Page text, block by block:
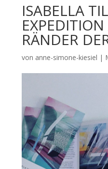
ISABELLA
RÄNDER
von anne-simone-kiesiel |